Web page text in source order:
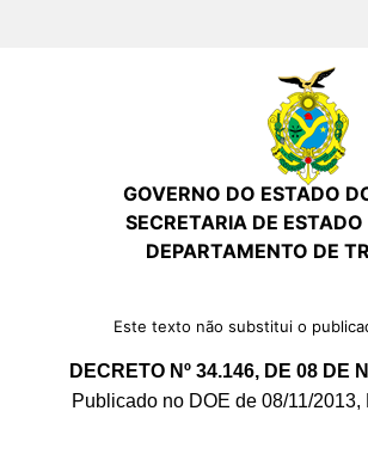
GOVERNO DO ESTADO
SECRETARIA DE
DEPARTAMENTO DE
Este texto não substitui o
DECRETO Nº 34.146, DE 08 DE
Publicado no DOE de 08/11/